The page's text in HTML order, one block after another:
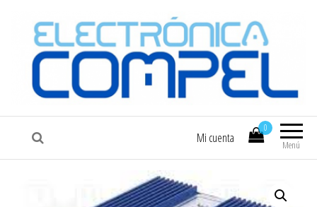
COMPEL Electrónica COMPEL
Menú
0
Mi cuenta